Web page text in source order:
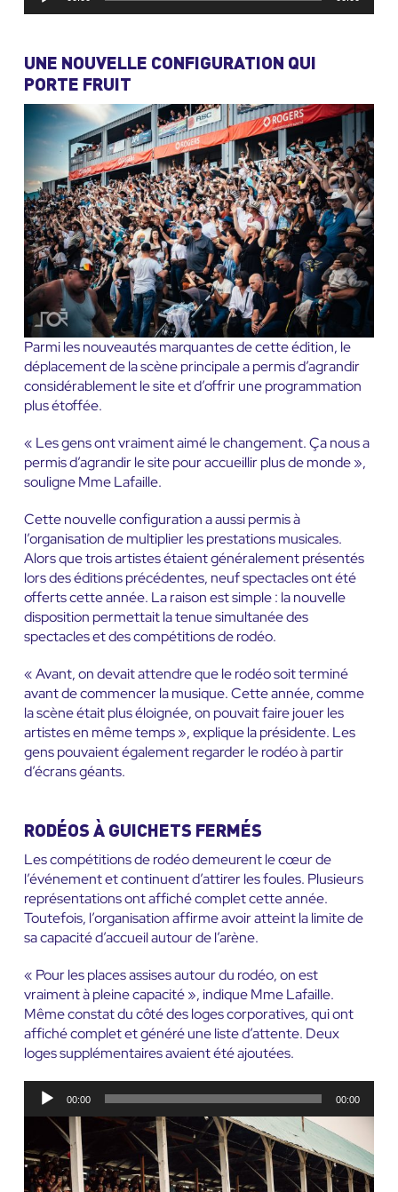
audio
UNE NOUVELLE CONFIGURATION QUI
PORTE FRUIT
Parmi les nouveautés marquantes de cette édition, le
déplacement de la scène principale a permis d’agrandir
considérablement le site et d’offrir une programmation
plus étoffée.
« Les gens ont vraiment aimé le changement. Ça nous a
permis d’agrandir le site pour accueillir plus de monde »,
souligne Mme Lafaille.
Cette nouvelle configuration a aussi permis à
l’organisation de multiplier les prestations musicales.
Alors que trois artistes étaient généralement présentés
lors des éditions précédentes, neuf spectacles ont été
offerts cette année. La raison est simple : la nouvelle
disposition permettait la tenue simultanée des
spectacles et des compétitions de rodéo.
« Avant, on devait attendre que le rodéo soit terminé
avant de commencer la musique. Cette année, comme
la scène était plus éloignée, on pouvait faire jouer les
artistes en même temps », explique la présidente. Les
gens pouvaient également regarder le rodéo à partir
d’écrans géants.
RODÉOS À GUICHETS FERMÉS
Les compétitions de rodéo demeurent le cœur de
l’événement et continuent d’attirer les foules. Plusieurs
représentations ont affiché complet cette année.
Toutefois, l’organisation affirme avoir atteint la limite de
sa capacité d’accueil autour de l’arène.
« Pour les places assises autour du rodéo, on est
vraiment à pleine capacité », indique Mme Lafaille.
Même constat du côté des loges corporatives, qui ont
affiché complet et généré une liste d’attente. Deux
loges supplémentaires avaient été ajoutées.
Lecteur
audio
00:00 00:00